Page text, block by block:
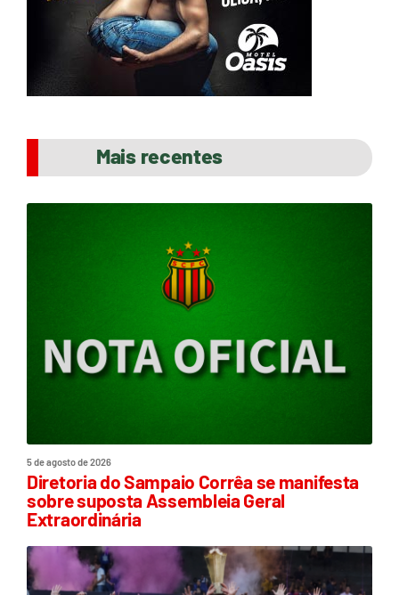
Mais recentes
5 de agosto de 2026
Diretoria do Sampaio Corrêa se manifesta
sobre suposta Assembleia Geral
Extraordinária